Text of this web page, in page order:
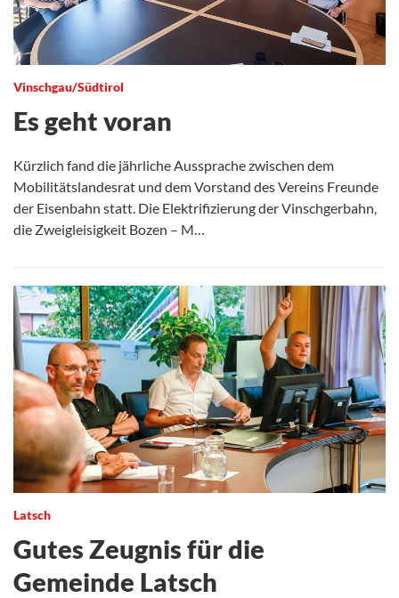
Vinschgau/Südtirol
Es geht voran
Kürzlich fand die jährliche Aussprache zwischen dem
Mobilitätslandesrat und dem Vorstand des Vereins Freunde
der Eisenbahn statt. Die Elektrifizierung der Vinschgerbahn,
die Zweigleisigkeit Bozen – M…
Latsch
Gutes Zeugnis für die
Gemeinde Latsch